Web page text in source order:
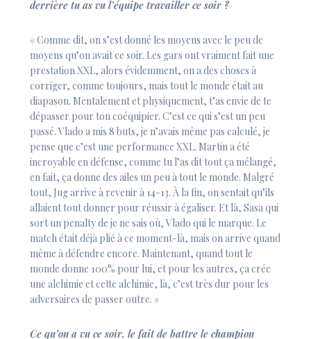
derrière tu as vu l’équipe travailler ce soir ?
« Comme dit, on s’est donné les moyens avec le peu de
moyens qu’on avait ce soir. Les gars ont vraiment fait une
prestation XXL, alors évidemment, on a des choses à
corriger, comme toujours, mais tout le monde était au
diapason. Mentalement et physiquement, t’as envie de te
dépasser pour ton coéquipier. C’est ce qui s’est un peu
passé. Vlado a mis 8 buts, je n’avais même pas calculé, je
pense que c’est une performance XXL. Martin a été
incroyable en défense, comme tu l’as dit tout ça mélangé,
en fait, ça donne des ailes un peu à tout le monde. Malgré
tout, Jug arrive à revenir à 14-13. À la fin, on sentait qu’ils
allaient tout donner pour réussir à égaliser. Et là, Sasa qui
sort un penalty de je ne sais où, Vlado qui le marque. Le
match était déjà plié à ce moment-là, mais on arrive quand
même à défendre encore. Maintenant, quand tout le
monde donne 100% pour lui, et pour les autres, ça crée
une alchimie et cette alchimie, là, c’est très dur pour les
adversaires de passer outre. »
Ce qu’on a vu ce soir, le fait de battre le champion